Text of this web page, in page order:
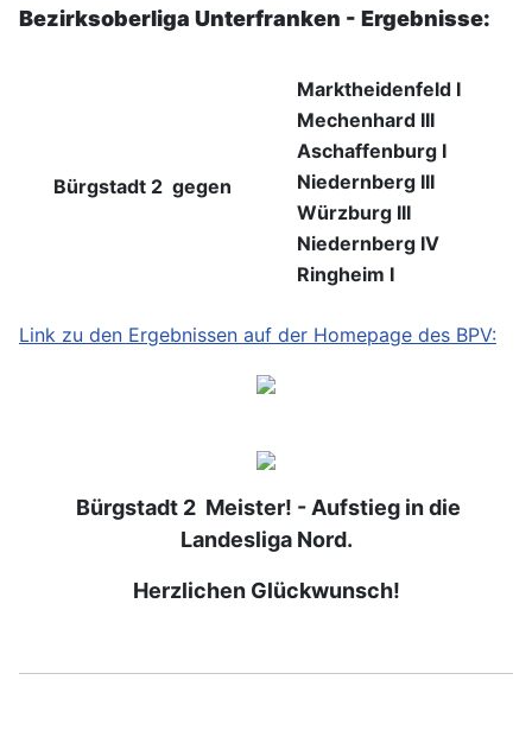
Bezirksoberliga Unterfranken - Ergebnisse:
Bürgstadt 2 gegen
Marktheidenfeld I
Mechenhard III
Aschaffenburg I
Niedernberg III
Würzburg III
Niedernberg IV
Ringheim I
Link zu den Ergebnissen auf der Homepage des BPV:
Bürgstadt 2 Meister! - Aufstieg in die
Landesliga Nord.
Herzlichen Glückwunsch!